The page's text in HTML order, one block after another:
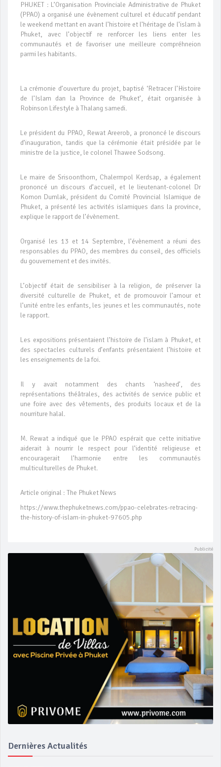
PHUKET : L’Organisation Provinciale Administrative de Phuket
(PPAO) a organisé une évènement culturel et éducatif pendant
le weekend mettant en avant l’histoire et l’héritage de l’islam à
Phuket, avec l’objectif re renforcer les liens enter les
communautés et de favoriser une meilleure compréhneion
parmi les habitants.
La crémonie d’ouverture du projet, baptisé ‘Retracer l’Histoire
de l’Islam dan la Province de Phuket’, était organisée à
Robinson Lifestyle à Thalang samedi.
Le président du PPAO, Rewat Areerob, a prononcé le discours
d’inauguration, tandis que la cérémonie était présidée par le
ministre de la justice, le colonel Thawee Sodsong.
Le maire de Srisoonthorn, Chalermpol Kerdsap, a également
prononcé un discours d’accueil, et le lieutenant-colonel Dr
Komon Dumlak, président du Comité Provincial Islamique de
Phuket, a présenté les activités islamiques dans la province,
explique le rapport de l’évènement.
Organisé les 13 et 14 Septembre, l’évènement a réuni des
responsables du PPAO, des membres du conseil, des officiels
du gouvernement et des invités.
L’objectif était de sensibiliser à la religion, de préserver la
diversité culturelle de Phuket, et de promouvoir l’amour et
l’unité entre les enfants, les jeunes et les communautés, note
le rapport.
Les expositions présentaient l’histoire de l’islam à Phuket, et
des spectacles culturels d’enfants présentaient l’histoire et
les enseignements de la foi.
Il y avait notamment des chants ‘nasheed’, des
représentations théâtrales, des activités de service public et
une foire avec des vêtements, des produits locaux et de la
nourriture halal.
M. Rewat a indiqué que le PPAO espérait que cette initiative
aiderait à nourrir le respect pour l’identité religieuse et
encouragerait l’harmonie entre les communautés
multiculturelles de Phuket.
Article original : The Phuket News
https://www.thephuketnews.com/ppao-celebrates-retracing-
the-history-of-islam-in-phuket-97605.php
Dernières Actualités